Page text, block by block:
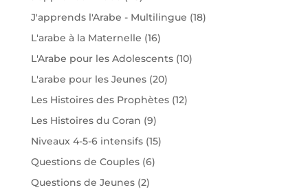
J'apprends l'Arabe - Multilingue (18)
L'arabe à la Maternelle (16)
L'Arabe pour les Adolescents (10)
L'arabe pour les Jeunes (20)
Les Histoires des Prophètes (12)
Les Histoires du Coran (9)
Niveaux 4-5-6 intensifs (15)
Questions de Couples (6)
Questions de Jeunes (2)